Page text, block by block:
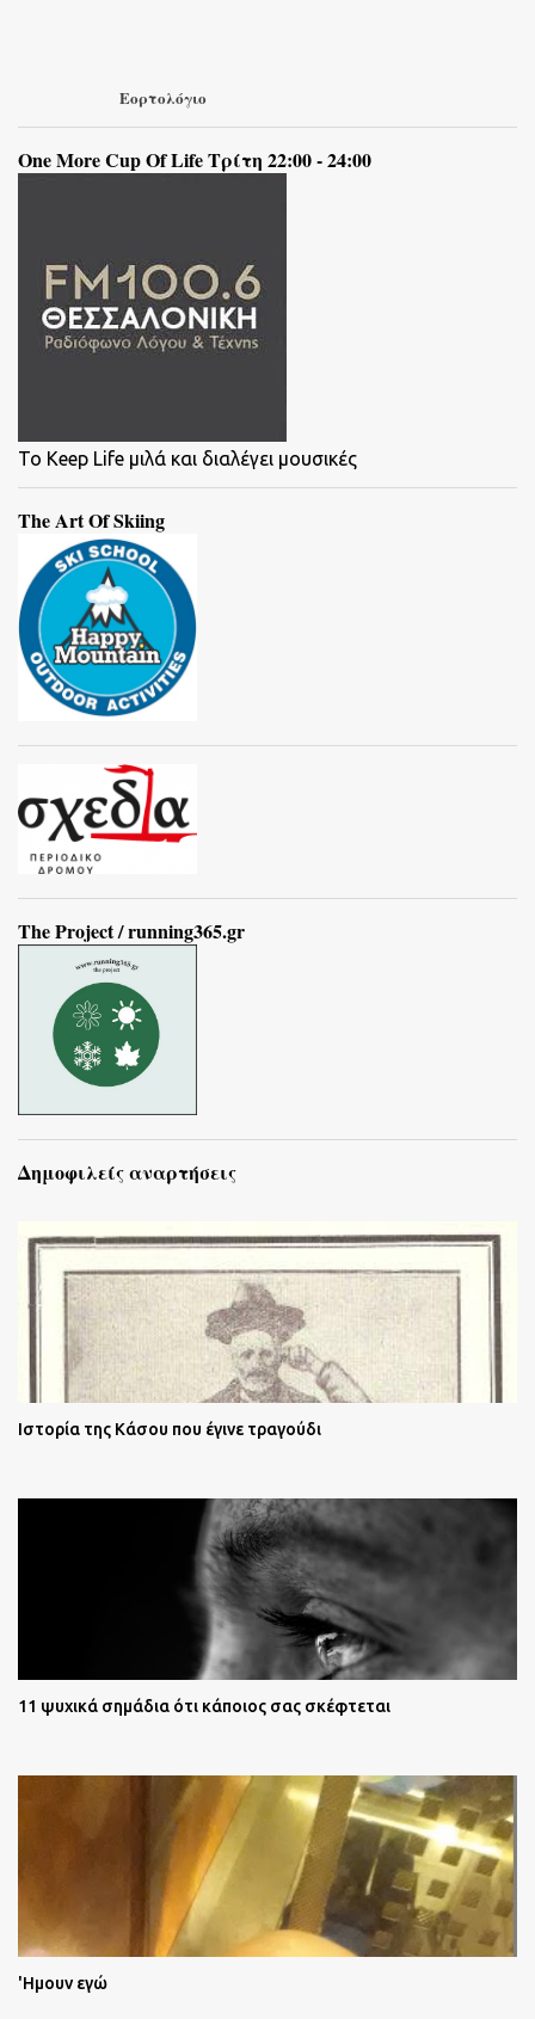
Εορτολόγιο
One More Cup Of Life Τρίτη 22:00 - 24:00
To Keep Life μιλά και διαλέγει μουσικές
The Art Of Skiing
The Project / running365.gr
Δημοφιλείς αναρτήσεις
Ιστορία της Κάσου που έγινε τραγούδι
11 ψυχικά σημάδια ότι κάποιος σας σκέφτεται
'Ημουν εγώ